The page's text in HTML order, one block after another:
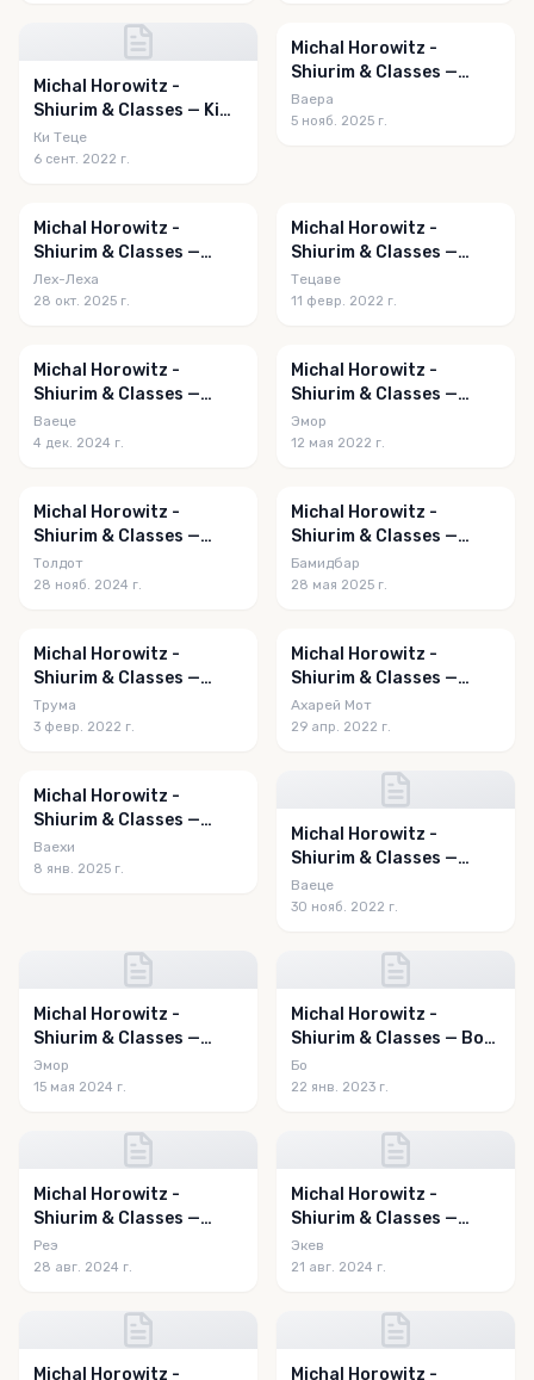
Michal Horowitz -
Shiurim & Classes — Ki
Teitzei 5782
Ки Теце
6 сент. 2022 г.
Michal Horowitz -
Shiurim & Classes —
Vayeira 5786
Ваера
5 нояб. 2025 г.
Michal Horowitz -
Shiurim & Classes —
Lech-Lecha 5786
Лех-Леха
28 окт. 2025 г.
Michal Horowitz -
Shiurim & Classes —
Tetzaveh 5782
Тецаве
11 февр. 2022 г.
Michal Horowitz -
Shiurim & Classes —
Vayeitzei 5785
Ваеце
4 дек. 2024 г.
Michal Horowitz -
Shiurim & Classes —
Emor 5782
Эмор
12 мая 2022 г.
Michal Horowitz -
Shiurim & Classes —
Toldos 5785
Толдот
28 нояб. 2024 г.
Michal Horowitz -
Shiurim & Classes —
Bamidbar 5785
Бамидбар
28 мая 2025 г.
Michal Horowitz -
Shiurim & Classes —
Terumah 5782
Трума
3 февр. 2022 г.
Michal Horowitz -
Shiurim & Classes —
Acharei Mos 5782
Ахарей Мот
29 апр. 2022 г.
Michal Horowitz -
Shiurim & Classes —
Vayechi 5785
Ваехи
8 янв. 2025 г.
Michal Horowitz -
Shiurim & Classes —
Vayeitzei 5783
Ваеце
30 нояб. 2022 г.
Michal Horowitz -
Shiurim & Classes —
Emor 5784
Эмор
15 мая 2024 г.
Michal Horowitz -
Shiurim & Classes — Bo
5783
Бо
22 янв. 2023 г.
Michal Horowitz -
Shiurim & Classes —
Re'eh 5784
Реэ
28 авг. 2024 г.
Michal Horowitz -
Shiurim & Classes —
Eikev 5784
Экев
21 авг. 2024 г.
Michal Horowitz - Michal Horowitz -